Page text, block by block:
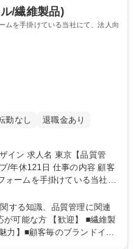
/繊維製品)
ムを手掛けている当社にて、法人向
勤なし 退職金あり
品質管
事の内容 顧客
ォームを手掛けている当社に
産アイテムの
ク、量産先上げ検品、検査表
因分析/改善指導 ■クレーム/
相談、各種マニュアル/資料
する知識、品質管理に関連
歓迎】 ■繊維製
力】■顧客毎のブランドイメ